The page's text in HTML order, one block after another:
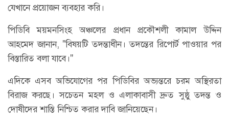
যেখানে প্রয়োজন ব্যবহার করি।
পিডিবি ময়মনসিংহ অঞ্চলের প্রধান প্রকৌশলী কামাল উদ্দিন
আহমেদ জানান, "বিষয়টি তদন্তাধীন। তদন্তের রিপোর্ট পাওয়ার পর
বিস্তারিত বলা যাবে।"
এদিকে এসব অভিযোগের পর পিডিবির অভ্যন্তরে চরম অস্থিরতা
বিরাজ করছে। সচেতন মহল ও এলাকাবাসী দ্রুত সুষ্ঠু তদন্ত ও
দোষীদের শাস্তি নিশ্চিত করার দাবি জানিয়েছেন।